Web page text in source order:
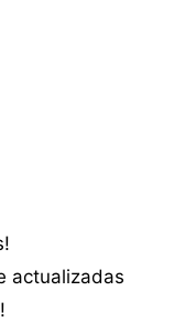
actualizadas